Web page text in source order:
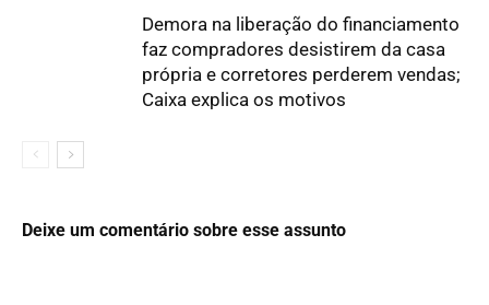
Demora na liberação do financiamento
faz compradores desistirem da casa
própria e corretores perderem vendas;
Caixa explica os motivos
Deixe um comentário sobre esse assunto